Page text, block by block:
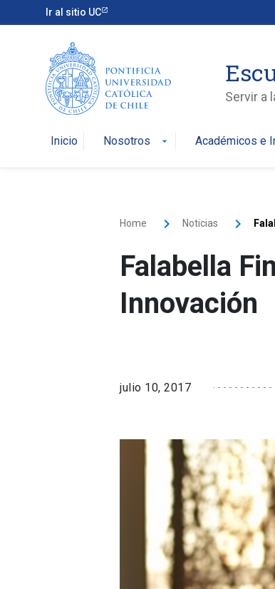
Ir al sitio UC
Servir a
Inicio Nosotros arrow_drop_down Académicos e
Home Noticias
Falabella
Innovación
julio 10, 2017